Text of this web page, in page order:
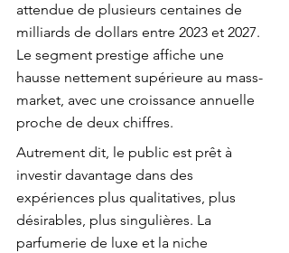
attendue de plusieurs centaines de
milliards de dollars entre 2023 et 2027.
Le segment prestige affiche une
hausse nettement supérieure au mass-
market, avec une croissance annuelle
proche de deux chiffres.
Autrement dit, le public est prêt à
investir davantage dans des
expériences plus qualitatives, plus
désirables, plus singulières. La
parfumerie de luxe et la niche